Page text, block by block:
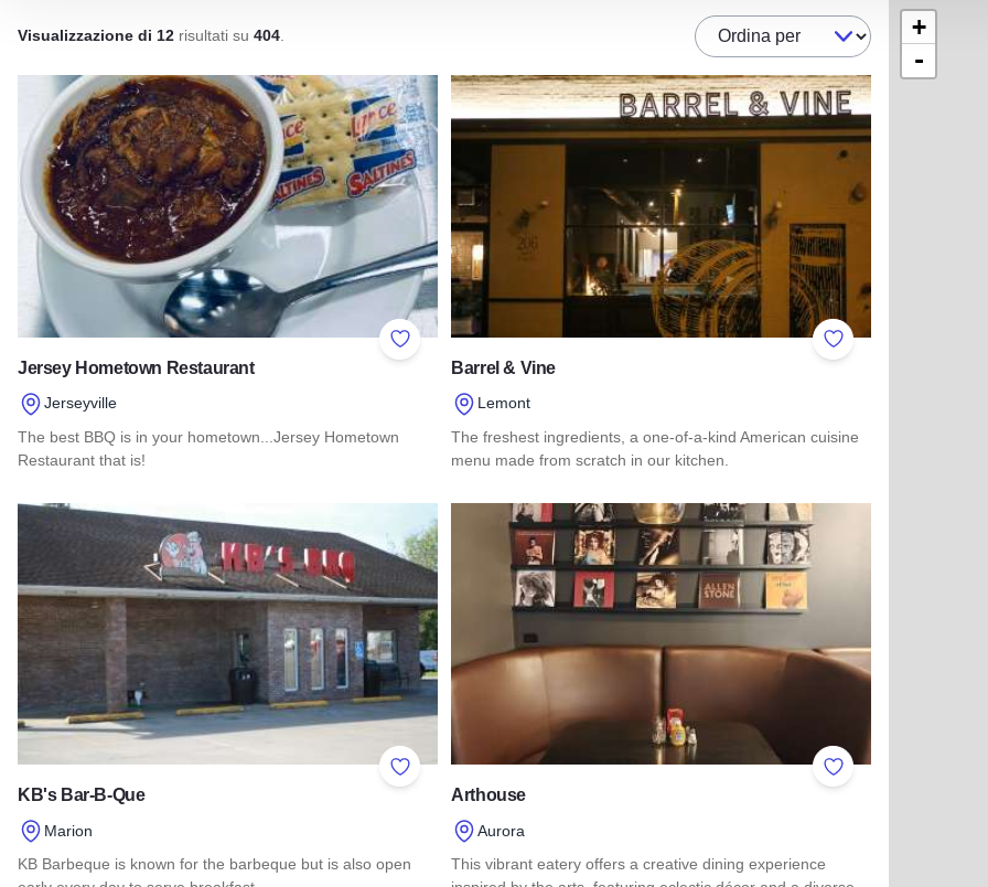
Visualizzazione di 12 risultati su 404. Ordina per
Add to Favorites
Jersey Hometown Restaurant
Jerseyville
The best BBQ is in your hometown...Jersey Hometown
Restaurant that is!
Read more about Jersey Hometown Restaurant
Add to Favorites
Barrel & Vine
Lemont
The freshest ingredients, a one-of-a-kind American cuisine
menu made from scratch in our kitchen.
Read more about Barrel & Vine
Add to Favorites
KB's Bar-B-Que
Marion
KB Barbeque is known for the barbeque but is also open
Add to Favorites
Arthouse
Aurora
This vibrant eatery offers a creative dining experience
+
-